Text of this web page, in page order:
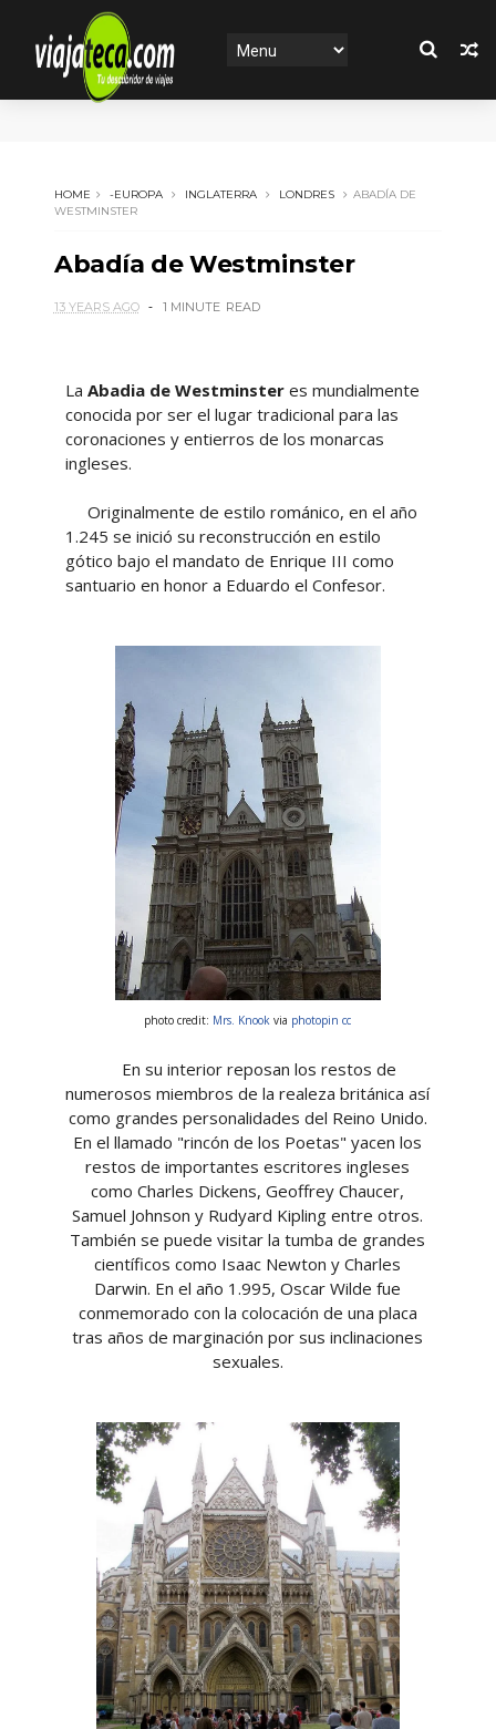
HOME -EUROPA INGLATERRA LONDRES
ABADÍA DE
WESTMINSTER
Abadía de Westminster
13 YEARS AGO 1 MINUTE READ
La Abadia de Westminsteres mundialmente
conocida por ser el lugar tradicional para las
coronaciones y entierros de los monarcas
ingleses.
Originalmente de estilo románico, en el año
1.245 se inició su reconstrucción en estilo
gótico bajo el mandato de Enrique III como
santuario en honor a Eduardo el Confesor.
photo credit: Mrs. Knook via photopin cc
En su interior reposan los restos de
numerosos miembros de la realeza británica así
como grandes personalidades del Reino Unido.
En el llamado "rincón de los Poetas" yacen los
restos de importantes escritores ingleses
como Charles Dickens, Geoffrey Chaucer,
Samuel Johnson y Rudyard Kipling entre otros.
También se puede visitar la tumba de grandes
científicos como Isaac Newton y Charles
Darwin. En el año 1.995, Oscar Wilde fue
conmemorado con la colocación de una placa
tras años de marginación por sus inclinaciones
sexuales.